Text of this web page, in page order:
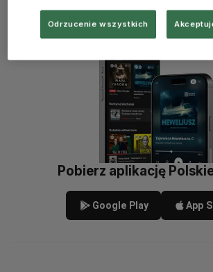
Pobierz aplikację
Google Play App
Odrzucenie wszystkich